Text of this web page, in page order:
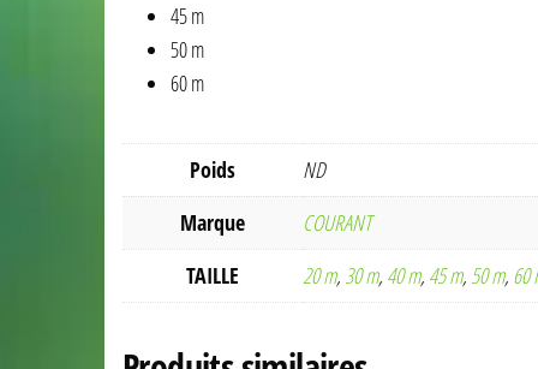
45 m
50 m
60 m
Poids
ND
Marque
COURANT
TAILLE
20 m, 30 m, 40 m, 45 m, 50 m, 60